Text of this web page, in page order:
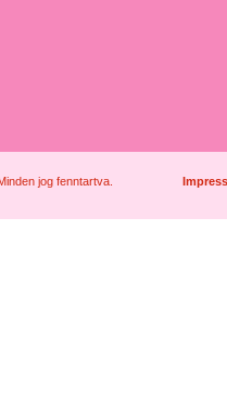
jog fenntartva.